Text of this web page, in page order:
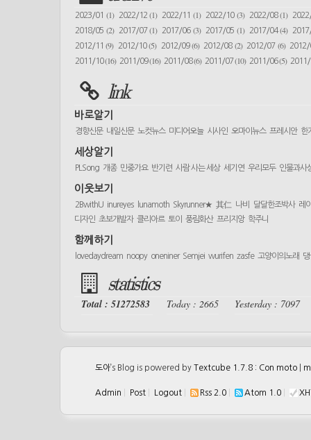
2023/01 (1) 2022/12(1) 2022/11(1) 2022/10 (3) 2022/08(1)
2018/05 (2) 2017/07(1) 2017/06(3) 2017/05 (1) 2017/04(4)
2012/11(9) 2012/10(5) 2012/09(6) 2012/08 (2) 2012/07 (6)
2011/10(16) 2011/09(16) 2011/08(6) 2011/07(10) 2011/06(5)
link
바로알기
경향신문 내일신문 노컷뉴스 미디어오늘 시사인 오마이뉴스 프레시안 한
세상알기
PLSong 개종 민중가요 반기련 사람 사는 세상 세기연 우리모두 인물과사
이웃보기
2BwithU inureyes lunamoth Skyrunner★ 其仁 나비 달달한조박사 레
디자인 초보개발자 클리아르 토이 풍림화산 프리지앙 학주니
함께하기
lovedaydream noopy oneniner Semjei wurifen zasfe 고양이의노래
statistics
Total : 51272583 Today : 2665 Yesterday : 7097
도아’s Blog is powered by Textcube 1.7.8 : Con moto
Admin Post Logout Rss 2.0 Atom 1.0